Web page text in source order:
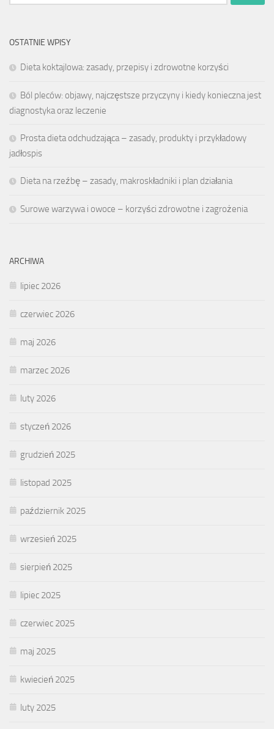
OSTATNIE WPISY
Dieta koktajlowa: zasady, przepisy i zdrowotne korzyści
Ból pleców: objawy, najczęstsze przyczyny i kiedy konieczna jest
diagnostyka oraz leczenie
Prosta dieta odchudzająca – zasady, produkty i przykładowy
jadłospis
Dieta na rzeźbę – zasady, makroskładniki i plan działania
Surowe warzywa i owoce – korzyści zdrowotne i zagrożenia
ARCHIWA
lipiec 2026
czerwiec 2026
maj 2026
marzec 2026
luty 2026
styczeń 2026
grudzień 2025
listopad 2025
październik 2025
wrzesień 2025
sierpień 2025
lipiec 2025
czerwiec 2025
maj 2025
kwiecień 2025
luty 2025